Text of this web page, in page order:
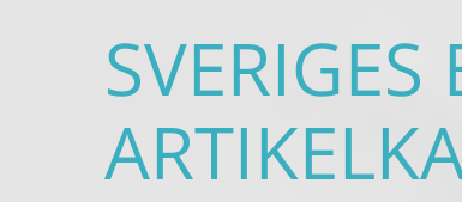
SVERIGES